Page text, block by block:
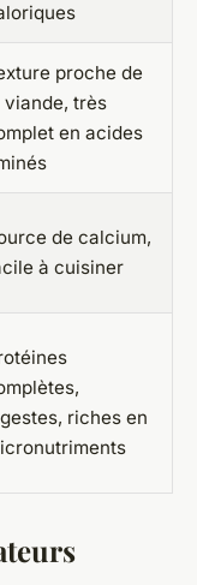
proche de
viande, très
en acides
de calcium,
à cuisiner
riches en